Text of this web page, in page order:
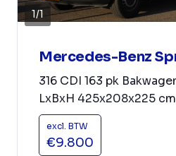
1/1
Mercedes-Benz
316 CDI 163 pk
LxBxH 425x208x225
excl. BTW
€9.800